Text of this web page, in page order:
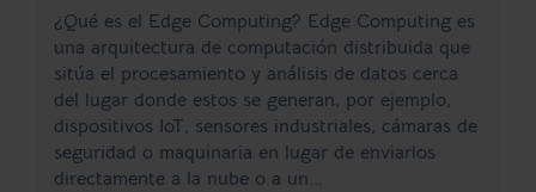
¿Qué es el Edge Computing? Edge Computing es
una arquitectura de computación distribuida que
sitúa el procesamiento y análisis de datos cerca
del lugar donde estos se generan, por ejemplo,
dispositivos IoT, sensores industriales, cámaras de
seguridad o maquinaria en lugar de enviarlos
directamente a la nube o a un...